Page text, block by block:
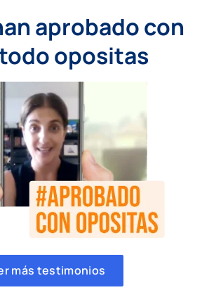
aprobado con
opositas
más testimonios